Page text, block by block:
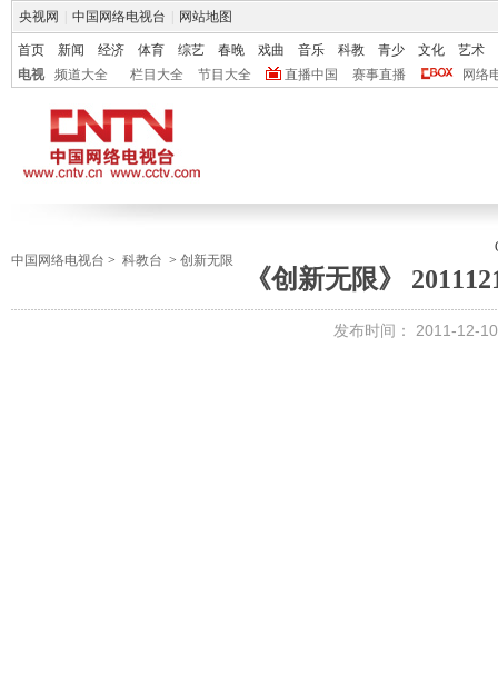
央视网 中国网络电视台 网站地图
首页 新闻 经济 体育 综艺 春晚 戏曲 音乐 科教 青少 文化
艺术
电视
频道大全 栏目大全 节目大全 直播中国 赛事直播 网络
中国网络电视台 > 科教台 > 创新无限
《创新无限》
发布时间： 2011-12-